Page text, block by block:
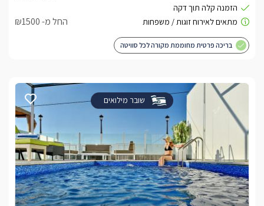
החל מ- ₪1500
בריכה פרטית מחוממת מקורה לכל סוויטה
שובר מילואים